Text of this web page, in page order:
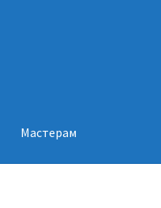
Мастерам